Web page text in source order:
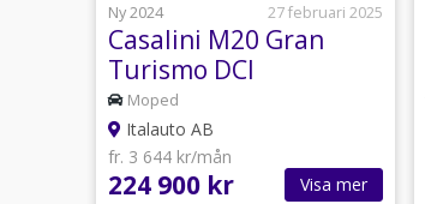
Ny 2024
27 februari 2025
Casalini M20 Gran
Turismo DCI
Moped
Italauto AB
fr. 3 644 kr/mån
224 900 kr Visa mer